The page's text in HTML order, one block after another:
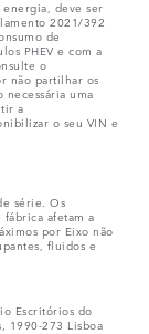
deve ser
2021/392
de
PHEV e com a
o
não partilhar os
necessária uma
a
o seu VIN e
série. Os
fábrica afetam a
por Eixo não
fluidos e
Escritórios do
1990-273 Lisboa